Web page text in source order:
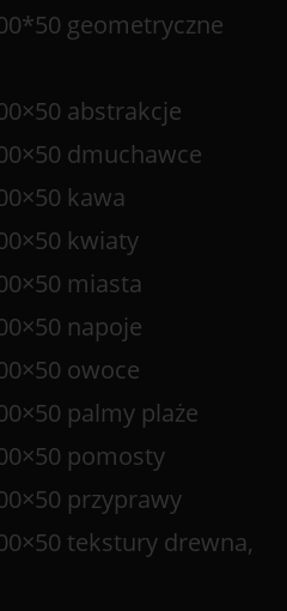
geometryczne
abstrakcje
dmuchawce
kawa
kwiaty
miasta
napoje
owoce
palmy plaże
pomosty
przyprawy
tekstury drewna,